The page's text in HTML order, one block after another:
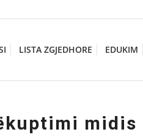
LISTA ZGJEDHORE EDUKIM
midis